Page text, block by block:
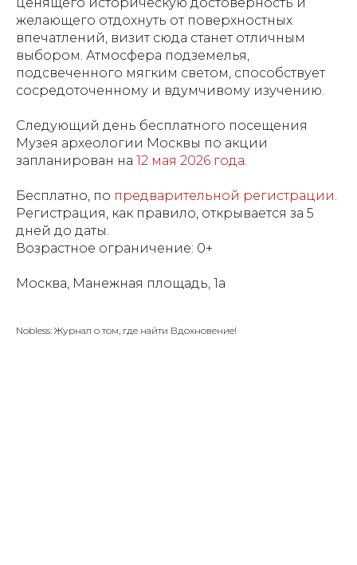
желающего отдохнуть от поверхностных
впечатлений, визит сюда станет отличным
выбором. Атмосфера подземелья,
подсвеченного мягким светом, способствует
сосредоточенному и вдумчивому изучению.
Следующий день бесплатного посещения
Музея археологии Москвы по акции
запланирован на 12 мая 2026 года.
Бесплатно, по предварительной регистрации.
Регистрация, как правило, открывается за 5
дней до даты.
Возрастное ограничение: 0+
Москва, Манежная площадь, 1а
Nobless: Журнал о том, где найти Вдохновение!